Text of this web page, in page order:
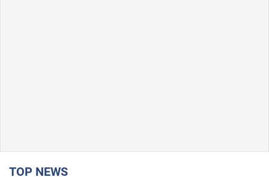
TOP NEWS